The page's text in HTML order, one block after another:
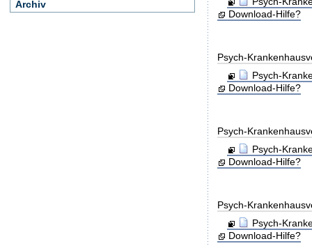
Download-Hilfe?
Psych-
Psych-
Download-Hilfe?
Psych-
Psych-
Download-Hilfe?
Psych-
Psych-
Download-Hilfe?
Archiv